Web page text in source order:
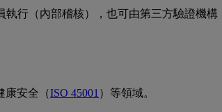
執行（內部稽核），也可由第三方驗證機
康安全（ISO 45001 ）等領域。